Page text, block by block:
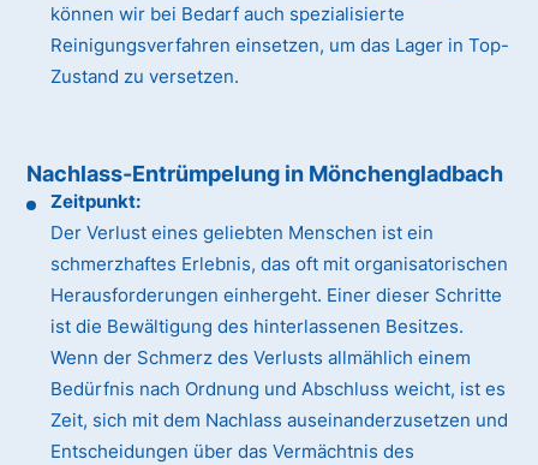
können wir bei Bedarf auch spezialisierte
Reinigungsverfahren einsetzen, um das Lager in Top-
Zustand zu versetzen.
Nachlass-Entrümpelung in Mönchengladbach
Zeitpunkt:
Der Verlust eines geliebten Menschen ist ein
schmerzhaftes Erlebnis, das oft mit organisatorischen
Herausforderungen einhergeht. Einer dieser Schritte
ist die Bewältigung des hinterlassenen Besitzes.
Wenn der Schmerz des Verlusts allmählich einem
Bedürfnis nach Ordnung und Abschluss weicht, ist es
Zeit, sich mit dem Nachlass auseinanderzusetzen und
Entscheidungen über das Vermächtnis des